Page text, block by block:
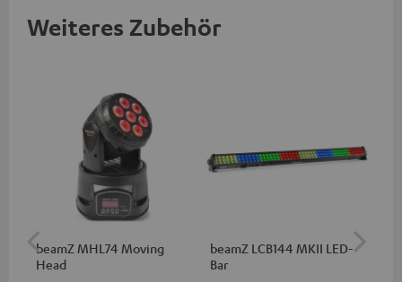
Weiteres Zubehör
beamZ MHL74 Moving
Head
beamZ LCB144 MKII LED-
Bar